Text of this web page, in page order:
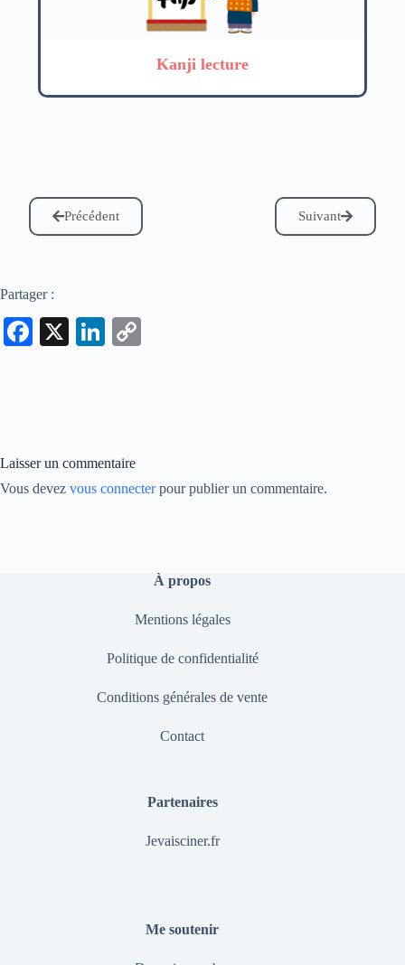
Kanji lecture
Précédent Suivant
Partager :
Fa
X
Li
Laisser un commentaire
Vous devez vous connecterpour publier un commentaire.
À propos
Mentions légales
Politique de confidentialité
Conditions générales de vente
Contact
Partenaires
Jevaisciner.fr
Me soutenir